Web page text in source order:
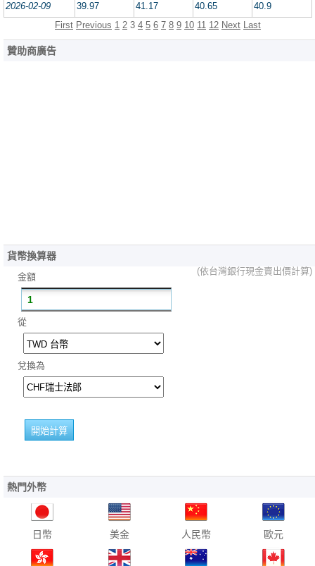
2026-02-09 39.97 41.17 40.65
40.9
First Previous 1 2 34 5 6 7 8 9 10 11 12 Next Last
贊助商廣告
貨幣換算器
(依台灣銀行現金賣出價計算)
金額
從
兌換為
熱門外幣
日幣 美金 人民幣 歐元